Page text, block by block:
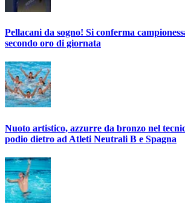
Pellacani da sogno! Si conferma
secondo oro di giornata
Nuoto artistico, azzurre da bronzo nel
podio dietro ad Atleti Neutrali B e Spagna